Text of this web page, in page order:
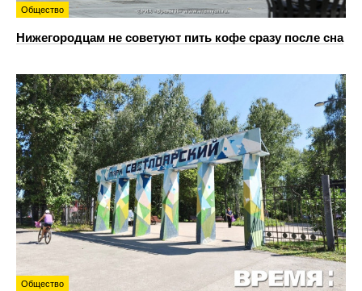
Общество
Нижегородцам не советуют пить кофе сразу после сна
Общество